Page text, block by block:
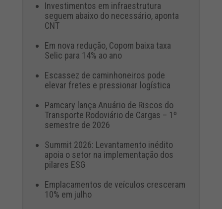
Investimentos em infraestrutura
seguem abaixo do necessário, aponta
CNT
Em nova redução, Copom baixa taxa
Selic para 14% ao ano
Escassez de caminhoneiros pode
elevar fretes e pressionar logística
Pamcary lança Anuário de Riscos do
Transporte Rodoviário de Cargas – 1º
semestre de 2026
Summit 2026: Levantamento inédito
apoia o setor na implementação dos
pilares ESG
Emplacamentos de veículos cresceram
10% em julho